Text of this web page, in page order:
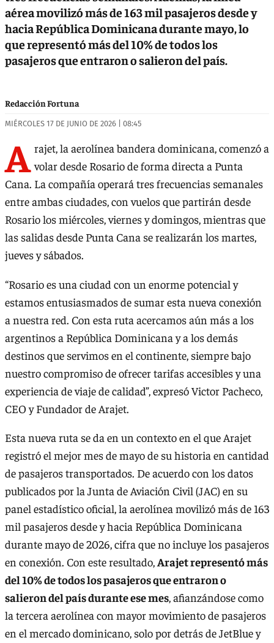
aérea movilizó más de 163 mil pasajeros desde y
hacia República Dominicana durante mayo, lo
que representó más del 10% de todos los
pasajeros que entraron o salieron del país.
Redacción Fortuna
MIÉRCOLES 17 DE JUNIO DE 2026 | 08:45
A rajet, la aerolínea bandera dominicana, comenzó a
volar desde Rosario de forma directa a Punta
Cana. La compañía operará tres frecuencias semanales
entre ambas ciudades, con vuelos que partirán desde
Rosario los miércoles, viernes y domingos, mientras que
las salidas desde Punta Cana se realizarán los martes,
jueves y sábados.
“Rosario es una ciudad con un enorme potencial y
estamos entusiasmados de sumar esta nueva conexión
a nuestra red. Con esta ruta acercamos aún más a los
argentinos a República Dominicana y a los demás
destinos que servimos en el continente, siempre bajo
nuestro compromiso de ofrecer tarifas accesibles y una
experiencia de viaje de calidad”, expresó Victor Pacheco,
CEO y Fundador de Arajet.
Esta nueva ruta se da en un contexto en el que Arajet
registró el mejor mes de mayo de su historia en cantidad
de pasajeros transportados. De acuerdo con los datos
publicados por la Junta de Aviación Civil (JAC) en su
panel estadístico oficial, la aerolínea movilizó más de 163
mil pasajeros desde y hacia República Dominicana
durante mayo de 2026, cifra que no incluye los pasajeros
en conexión. Con este resultado,Arajet representó más
del 10% de todos los pasajeros que entraron o
salieron del país durante ese mes, afianzándose como
la tercera aerolínea con mayor movimiento de pasajeros
en el mercado dominicano, solo por detrás de JetBlue y